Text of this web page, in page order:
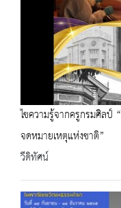
ไขความรู้จากครูกรมศิล
จดหมายเหตุแห่งชาติ”
วีดิทัศน์